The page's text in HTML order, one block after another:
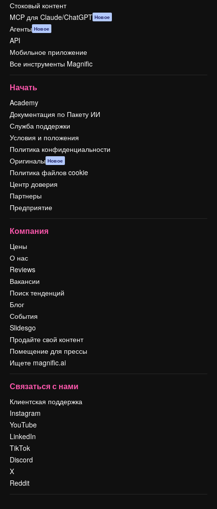
Стоковый контент
MCP для Claude/ChatGPT Новое
Агенты Новое
API
Мобильное приложение
Все инструменты Magnific
Начать
Academy
Документация по Пакету ИИ
Служба поддержки
Условия и положения
Политика конфиденциальности
Оригиналы Новое
Политика файлов cookie
Центр доверия
Партнеры
Предприятие
Компания
Цены
О нас
Reviews
Вакансии
Поиск тенденций
Блог
События
Slidesgo
Продайте свой контент
Помещение для прессы
Ищете magnific.ai
Связаться с нами
Клиентская поддержка
Instagram
YouTube
LinkedIn
TikTok
Discord
X
Reddit